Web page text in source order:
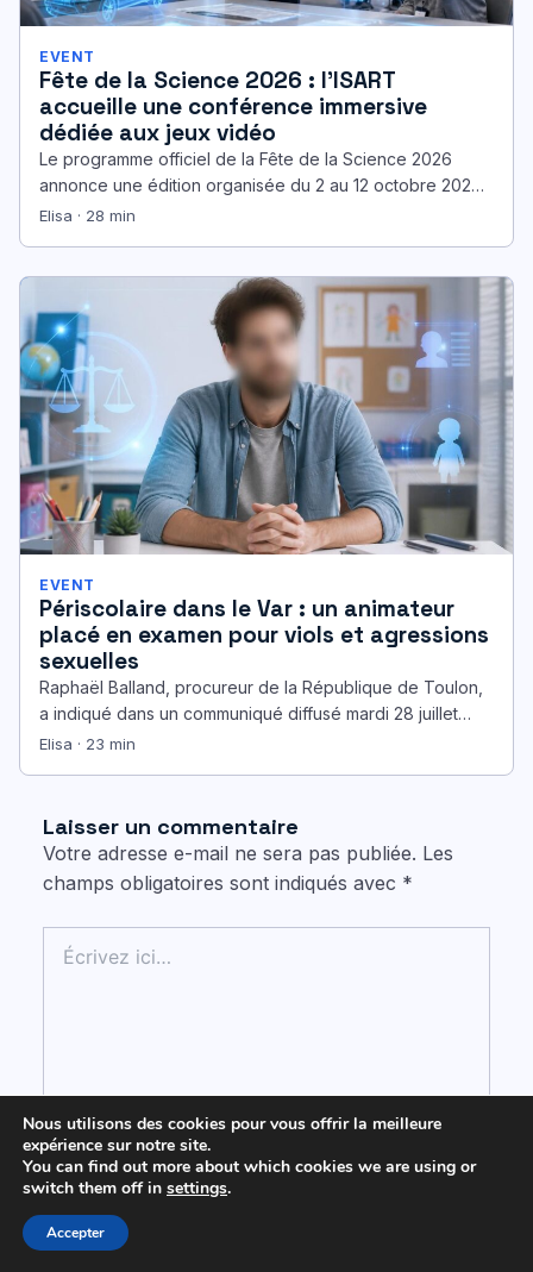
EVENT
Fête de la Science 2026 : l’ISART
accueille une conférence immersive
dédiée aux jeux vidéo
Le programme officiel de la Fête de la Science 2026
annonce une édition organisée du 2 au 12 octobre 2026,
…
Elisa · 28 min
EVENT
Périscolaire dans le Var : un animateur
placé en examen pour viols et agressions
sexuelles
Raphaël Balland, procureur de la République de Toulon,
a indiqué dans un communiqué diffusé mardi 28 juillet
qu’un animateur périscolaire…
Elisa · 23 min
Laisser un commentaire
Votre adresse e-mail ne sera pas publiée. Les
champs obligatoires sont indiqués avec *
ici…
Nom*
Nous utilisons des cookies pour vous offrir la meilleure
expérience sur notre site.
You can find out more about which cookies we are using or
switch them off in settings.
Accepter